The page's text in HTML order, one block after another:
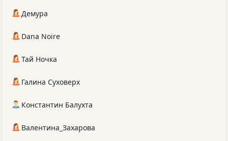
Демура
Dana Noire
Тай Ночка
Галина Суховерх
Константин Балухта
Валентина_Захарова